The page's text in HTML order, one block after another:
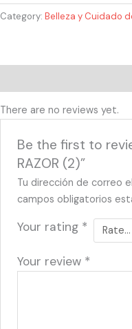
Category: Belleza y Cuidado
There are no reviews yet.
Be the first to
RAZOR (2)”
Tu dirección de correo
campos obligatorios
Your rating *
Your review *